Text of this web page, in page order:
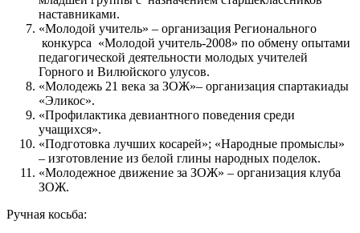
наставниками.
«Молодой учитель» – организация Регионального
конкурса «Молодой учитель-2008» по обмену опытами
педагогической деятельности молодых учителей
Горного и Вилюйского улусов.
«Молодежь 21 века за ЗОЖ»– организация спартакиады
«Эликос».
«Профилактика девиантного поведения среди
учащихся».
«Подготовка лучших косарей»; «Народные промыслы»
– изготовление из белой глины народных поделок.
«Молодежное движение за ЗОЖ» – организация клуба
ЗОЖ.
Ручная косьба: